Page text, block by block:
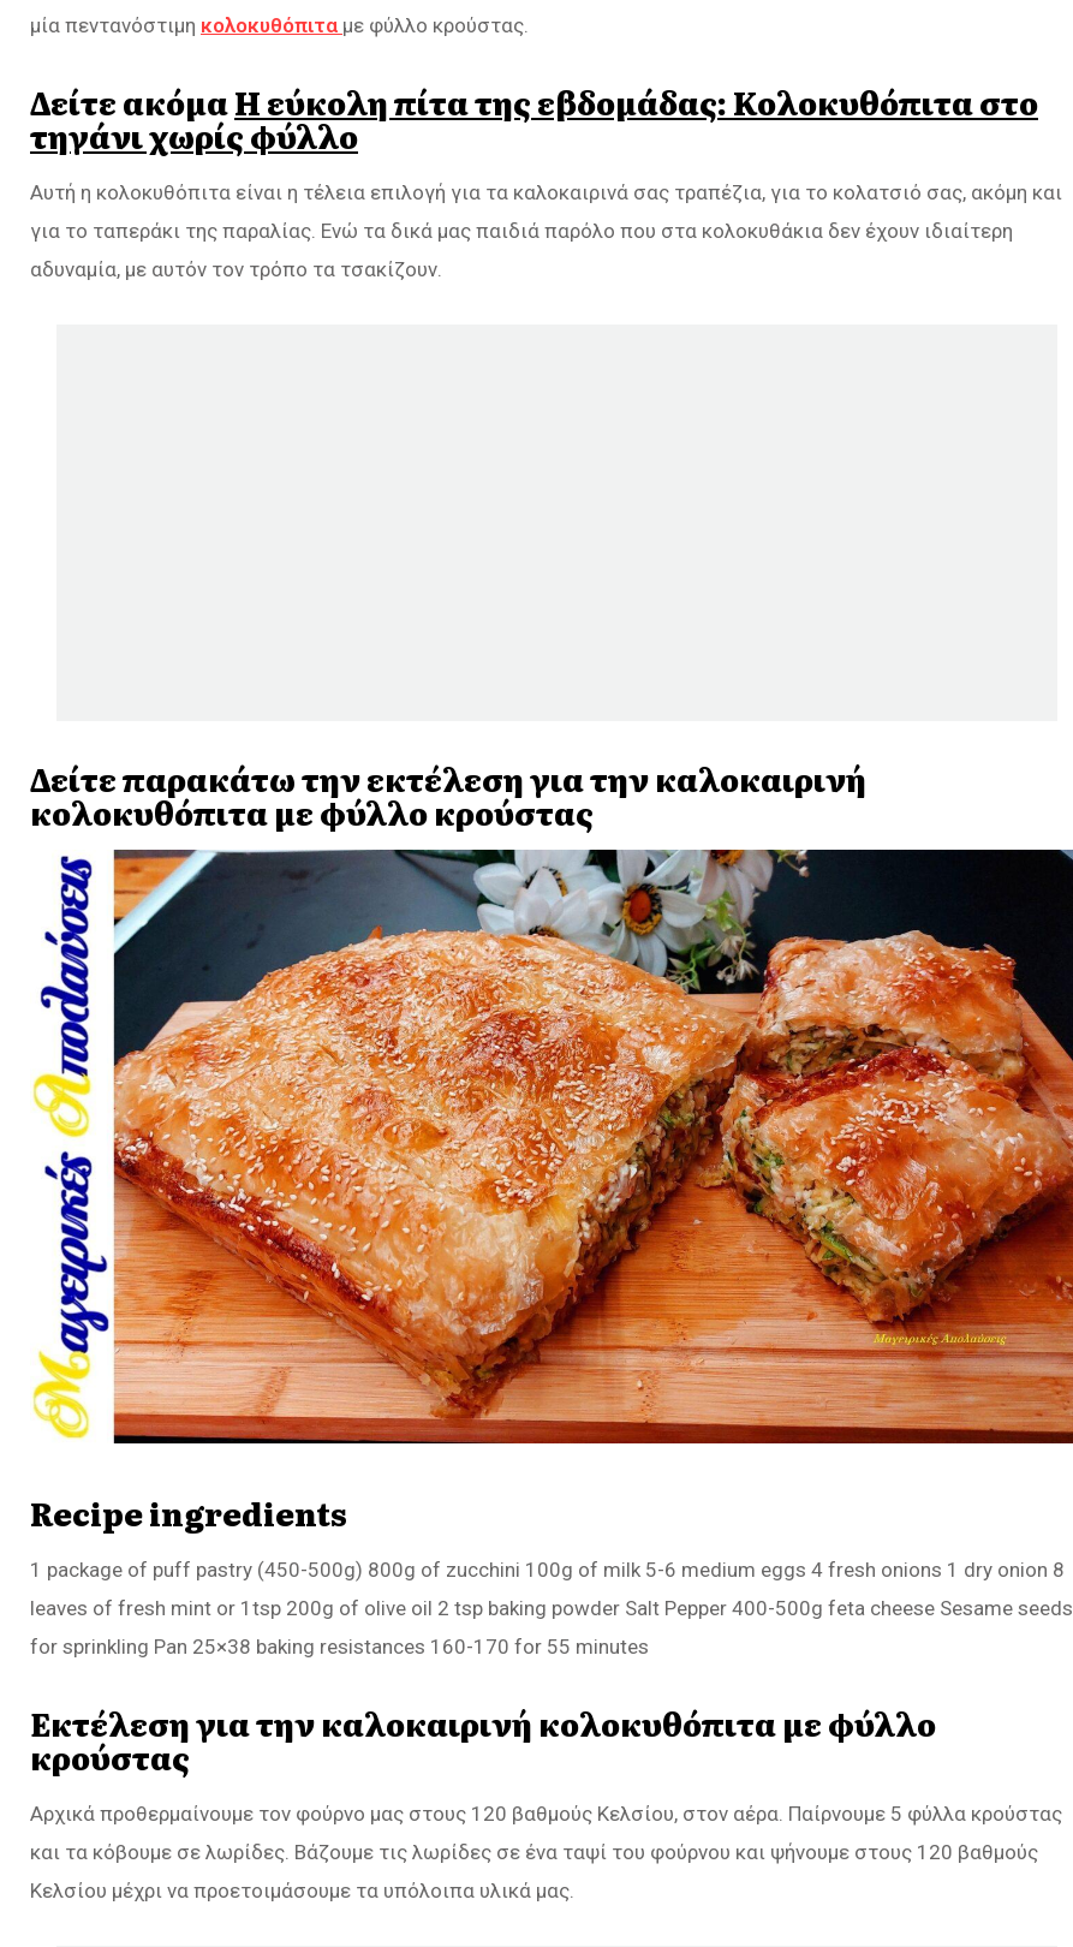
μία πεντανόστιμη κολοκυθόπιτα με φύλλο κρούστας.
Δείτε ακόμαΗ εύκολη πίτα της εβδομάδας: Κολοκυθόπιτα στο
τηγάνι χωρίς φύλλο
Αυτή η κολοκυθόπιτα είναι η τέλεια επιλογή για τα καλοκαιρινά σας τραπέζια, για το κολατσιό σας, ακόμη και
για το ταπεράκι της παραλίας. Ενώ τα δικά μας παιδιά παρόλο που στα κολοκυθάκια δεν έχουν ιδιαίτερη
αδυναμία, με αυτόν τον τρόπο τα τσακίζουν.
Δείτε παρακάτω την εκτέλεση για την καλοκαιρινή
κολοκυθόπιτα με φύλλο κρούστας
Recipe ingredients
1 package of puff pastry (450-500g) 800g of zucchini 100g of milk 5-6 medium eggs 4 fresh onions 1 dry onion 8
leaves of fresh mint or 1tsp 200g of olive oil 2 tsp baking powder Salt Pepper 400-500g feta cheese Sesame seeds
for sprinkling Pan 25×38 baking resistances 160-170 for 55 minutes
Εκτέλεση για την καλοκαιρινή κολοκυθόπιτα με φύλλο
κρούστας
Αρχικά προθερμαίνουμε τον φούρνο μας στους 120 βαθμούς Κελσίου, στον αέρα. Παίρνουμε 5 φύλλα κρούστας
και τα κόβουμε σε λωρίδες. Βάζουμε τις λωρίδες σε ένα ταψί του φούρνου και ψήνουμε στους 120 βαθμούς
Κελσίου μέχρι να προετοιμάσουμε τα υπόλοιπα υλικά μας.